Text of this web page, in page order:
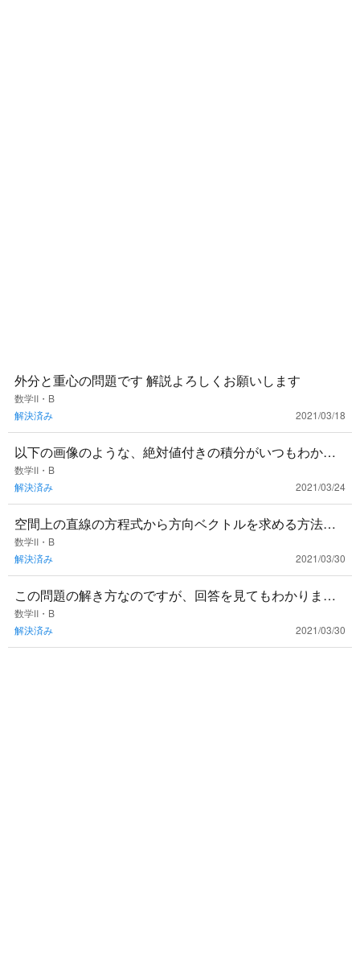
外分と重心の問題です 解説よろしくお願いします
数学Ⅱ・B
解決済み
2021/03/18
以下の画像のような、絶対値付きの積分がいつもわから
なくなってしまいます この問題の回答解説と、解くさい
のコツなどあれば教
数学Ⅱ・B
解決済み
2021/03/24
空間上の直線の方程式から方向ベクトルを求める方法を
教えてください。 平面の方程式の求め方は分かります
が、空間上の直線の方
数学Ⅱ・B
解決済み
2021/03/30
この問題の解き方なのですが、回答を見てもわかりませ
んでした。どなたか解法を詳しく教えてください。
数学Ⅱ・B
解決済み
2021/03/30